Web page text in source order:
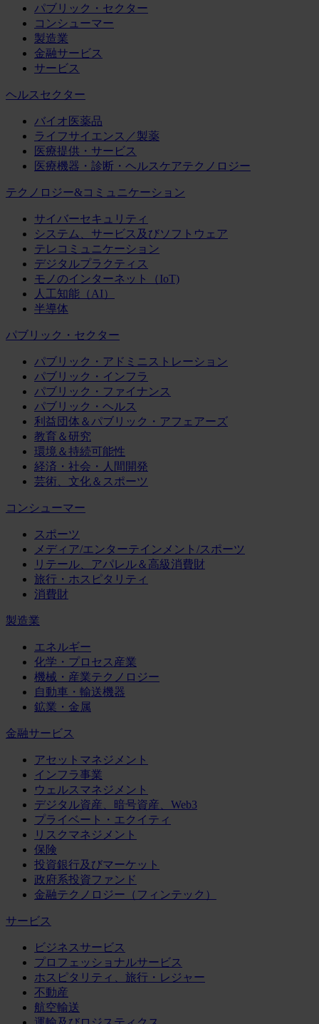
パブリック・セクター
コンシューマー
製造業
金融サービス
サービス
ヘルスセクター
バイオ医薬品
ライフサイエンス／製薬
医療提供・サービス
医療機器・診断・ヘルスケアテクノロジー
テクノロジー&コミュニケーション
サイバーセキュリティ
システム、サービス及びソフトウェア
テレコミュニケーション
デジタルプラクティス
モノのインターネット（IoT)
人工知能（AI）
半導体
パブリック・セクター
パブリック・アドミニストレーション
パブリック・インフラ
パブリック・ファイナンス
パブリック・ヘルス
利益団体＆パブリック・アフェアーズ
教育＆研究
環境＆持続可能性
経済・社会・人間開発
芸術、文化＆スポーツ
コンシューマー
スポーツ
メディア/エンターテインメント/スポーツ
リテール、アパレル＆高級消費財
旅行・ホスピタリティ
消費財
製造業
エネルギー
化学・プロセス産業
機械・産業テクノロジー
自動車・輸送機器
鉱業・金属
金融サービス
アセットマネジメント
インフラ事業
ウェルスマネジメント
デジタル資産、暗号資産、Web3
プライベート・エクイティ
リスクマネジメント
保険
投資銀行及びマーケット
政府系投資ファンド
金融テクノロジー（フィンテック）
サービス
ビジネスサービス
プロフェッショナルサービス
ホスピタリティ、旅行・レジャー
不動産
航空輸送